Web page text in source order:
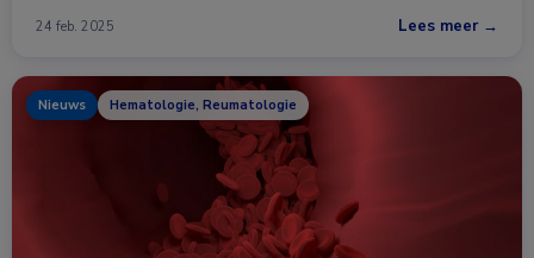
24 feb. 2025 Lees meer →
Nieuws Hematologie, Reumatologie